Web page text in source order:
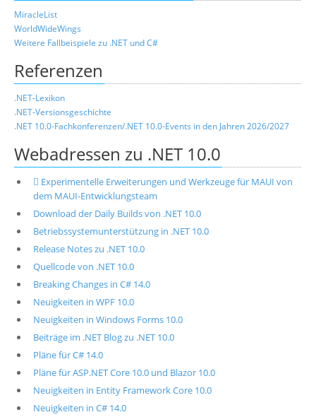
MiracleList
WorldWideWings
Weitere Fallbeispiele zu .NET und C#
Referenzen
.NET-Lexikon
.NET-Versionsgeschichte
.NET 10.0-Fachkonferenzen/.NET 10.0-Events in den Jahren 2026/2027
Webadressen zu .NET 10.0
 Experimentelle Erweiterungen und Werkzeuge für MAUI von
dem MAUI-Entwicklungsteam
Download der Daily Builds von .NET 10.0
Betriebssystemunterstützung in .NET 10.0
Release Notes zu .NET 10.0
Quellcode von .NET 10.0
Breaking Changes in C# 14.0
Neuigkeiten in WPF 10.0
Neuigkeiten in Windows Forms 10.0
Beiträge im .NET Blog zu .NET 10.0
Pläne für C# 14.0
Pläne für ASP.NET Core 10.0 und Blazor 10.0
Neuigkeiten in Entity Framework Core 10.0
Neuigkeiten in C# 14.0